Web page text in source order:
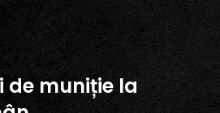
de muniție la